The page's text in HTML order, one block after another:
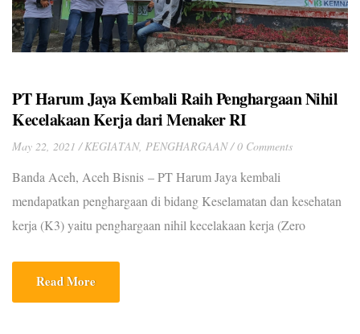
PT Harum Jaya Kembali Raih Penghargaan Nihil
Kecelakaan Kerja dari Menaker RI
May 22, 2021 KEGIATAN, PENGHARGAAN 0 Comments
Banda Aceh, Aceh Bisnis – PT Harum Jaya kembali
mendapatkan penghargaan di bidang Keselamatan dan kesehatan
kerja (K3) yaitu penghargaan nihil kecelakaan kerja (Zero
Indonesia. Penyerahan penghargaan K3 Nasional Tahun 2021 ini
dilaksanakan secara Virtual (Daring) di Ruang Birawa, Hotel
Read More